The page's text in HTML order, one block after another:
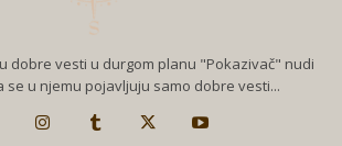
dobre vesti u durgom planu "Pokazivač" nudi
se u njemu pojavljuju samo dobre vesti...